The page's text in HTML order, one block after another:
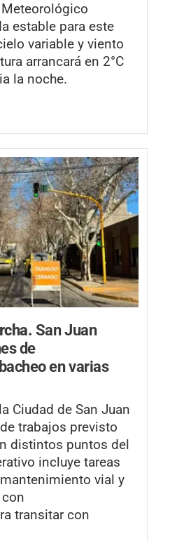
estable para este
variable y viento
arrancará en 2°C
la noche.
San Juan
de
en varias
Ciudad de San Juan
trabajos previsto
distintos puntos del
incluye tareas
vial y
transitar con